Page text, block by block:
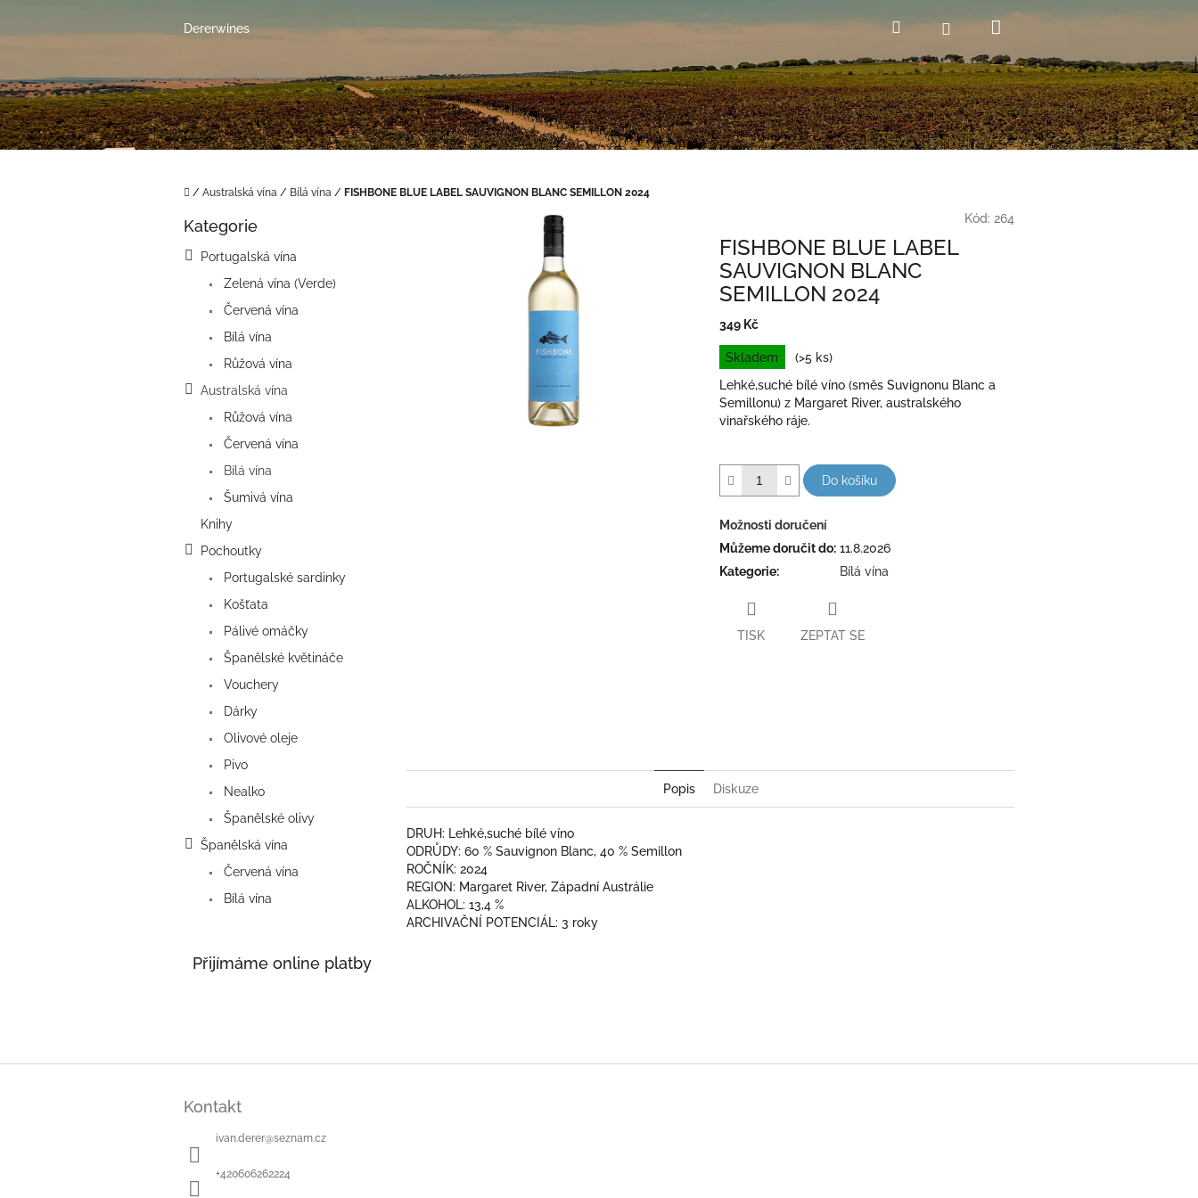
Dererwines HledatPřihlášení
košík
Domů
/ Australská vína / Bílá vína / FISHBONE BLUE LABEL SAUVIGNON BLANC SEMILLON 2024
Přeskočit
Kategorie
Portugalská vína
Zelená vína (Verde)
Červená vína
Bílá vína
Růžová vína
Australská vína
Růžová vína
Červená vína
Bílá vína
Šumivá vína
Knihy
Pochoutky
Portugalské sardinky
Košťata
Pálivé omáčky
Španělské květináče
Vouchery
Dárky
Olivové oleje
Pivo
Nealko
Španělské olivy
Španělská vína
Červená vína
Bílá vína
Přijímáme online platby
Kód: 264
FISHBONE BLUE LABEL
SAUVIGNON BLANC
SEMILLON 2024
349 Kč
Měrná
cena:
Skladem
(>5 ks)
Lehké,suché bílé víno (směs Suvignonu Blanc a
Semillonu) z Margaret River, australského
vinařského ráje.
Do košíku
Možnosti doručení
Můžeme doručit do: 11.8.2026
Kategorie: Bílá vína
TISK ZEPTAT SE
Popis Diskuze
DRUH: Lehké,suché bílé víno
ODRŮDY: 60 % Sauvignon Blanc, 40 % Semillon
ROČNÍK: 2024
REGION: Margaret River, Západní Austrálie
ALKOHOL: 13,4 %
ARCHIVAČNÍ POTENCIÁL: 3 roky
Kontakt
ivan.derer@seznam.cz
+420606262224